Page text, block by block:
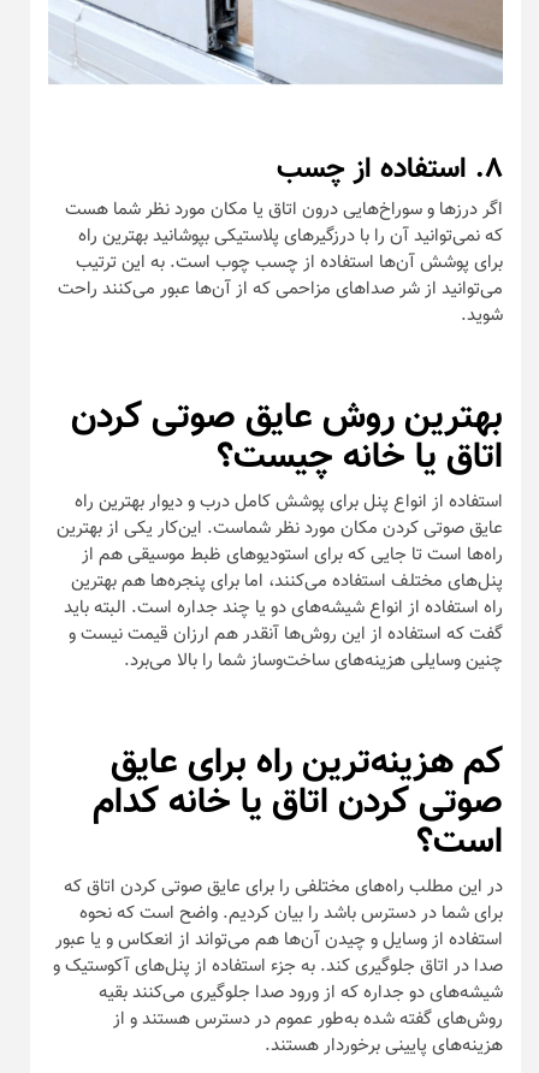
۸. استفاده از چسب
اگر درزها و سوراخ‌هایی درون اتاق یا مکان مورد نظر شما هست
که نمی‌توانید آن را با درزگیرهای پلاستیکی بپوشانید بهترین راه
برای پوشش آن‌ها استفاده از چسب چوب است. به این ترتیب
می‌توانید از شر صداهای مزاحمی که از آن‌ها عبور می‌کنند راحت
شوید.
بهترین روش عایق صوتی کردن
اتاق یا خانه چیست؟
استفاده از انواع پنل برای پوشش کامل درب و دیوار بهترین راه
عایق صوتی کردن مکان مورد نظر شماست. این‌کار یکی از بهترین
راه‌ها است تا جایی که برای استودیو‌های ظبط موسیقی هم از
پنل‌های مختلف استفاده می‌کنند، اما برای پنجره‌ها هم بهترین
راه استفاده از انواع شیشه‌های دو یا چند جداره است. البته باید
گفت که استفاده از این روش‌ها آنقدر هم ارزان قیمت نیست و
چنین وسایلی هزینه‌های ساخت‌وساز شما را بالا می‌برد.
کم هزینه‌ترین راه برای عایق
صوتی کردن اتاق یا خانه کدام
است؟
در این مطلب راه‌های مختلفی را برای عایق صوتی کردن اتاق که
برای شما در دسترس باشد را بیان کردیم. واضح است که نحوه
استفاده از وسایل و چیدن آن‌ها هم می‌تواند از انعکاس و یا عبور
صدا در اتاق جلوگیری کند. به جزء استفاده از پنل‌های آکوستیک و
شیشه‌های دو جداره که از ورود صدا جلوگیری می‌کنند بقیه
روش‌های گفته شده به‌طور عموم در دسترس هستند و از
هزینه‌های پایینی برخوردار هستند.